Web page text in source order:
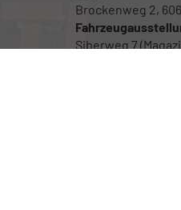
Brockenweg 2,
Siberweg 7